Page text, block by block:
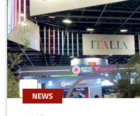
NEWS